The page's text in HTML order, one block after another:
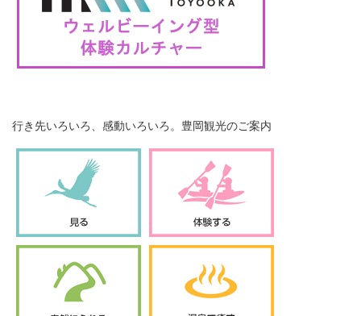
行き先いろいろ、感動いろいろ。豊岡観光のご案内